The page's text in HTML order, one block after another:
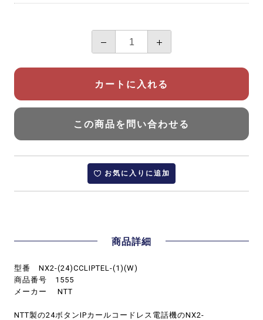
カートに入れる
この商品を問い合わせる
お気に入りに追加
商品詳細
型番 NX2-(24)CCLIPTEL-(1)(W)
商品番号 1555
メーカー NTT
NTT製の24ボタンIPカールコードレス電話機のNX2-